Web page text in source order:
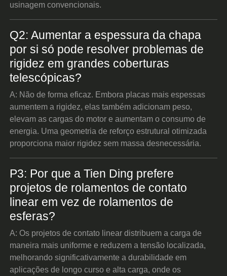
usinagem convencionais.
Q2: Aumentar a espessura da chapa
por si só pode resolver problemas de
rigidez em grandes coberturas
telescópicas?
A: Não de forma eficaz. Embora placas mais espessas
aumentem a rigidez, elas também adicionam peso,
elevam as cargas do motor e aumentam o consumo de
energia. Uma geometria de reforço estrutural otimizada
proporciona maior rigidez sem massa desnecessária.
P3: Por que a Tien Ding prefere
projetos de rolamentos de contato
linear em vez de rolamentos de
esferas?
A: Os projetos de contato linear distribuem a carga de
maneira mais uniforme e reduzem a tensão localizada,
melhorando significativamente a durabilidade em
aplicações de longo curso e alta carga, onde os